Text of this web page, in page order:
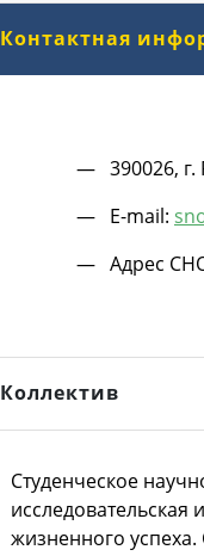
Контактная
390026,
E-mail:
Адрес
Коллектив
Студенческое
жизненного